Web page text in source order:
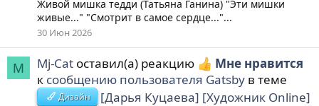
Живой мишка тедди (Татьяна Ганина) "Эти мишки
живые..." "Смотрит в самое сердце..."...
30 Июн 2026
M Mj-Cat оставил(а) реакцию
Мне нравится
к сообщению пользователя Gatsby в теме
Дизайн
[Дарья Куцаева] [Художник Online]